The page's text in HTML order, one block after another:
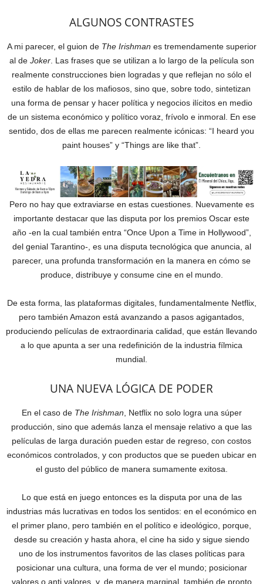
ALGUNOS CONTRASTES
A mi parecer, el guion de The Irishman es tremendamente superior
al de Joker. Las frases que se utilizan a lo largo de la película son
realmente construcciones bien logradas y que reflejan no sólo el
estilo de hablar de los mafiosos, sino que, sobre todo, sintetizan
una forma de pensar y hacer política y negocios ilícitos en medio
de un sistema económico y político voraz, frívolo e inmoral. En ese
sentido, dos de ellas me parecen realmente icónicas: “I heard you
paint houses” y “Things are like that”.
Pero no hay que extraviarse en estas cuestiones. Nuevamente es
importante destacar que las disputa por los premios Oscar este
año -en la cual también entra “Once Upon a Time in Hollywood”,
del genial Tarantino-, es una disputa tecnológica que anuncia, al
parecer, una profunda transformación en la manera en cómo se
produce, distribuye y consume cine en el mundo.
De esta forma, las plataformas digitales, fundamentalmente Netflix,
pero también Amazon está avanzando a pasos agigantados,
produciendo películas de extraordinaria calidad, que están llevando
a lo que apunta a ser una redefinición de la industria fílmica
mundial.
UNA NUEVA LÓGICA DE PODER
En el caso de The Irishman , Netflix no solo logra una súper
producción, sino que además lanza el mensaje relativo a que las
películas de larga duración pueden estar de regreso, con costos
económicos controlados, y con productos que se pueden ubicar en
el gusto del público de manera sumamente exitosa.
Lo que está en juego entonces es la disputa por una de las
industrias más lucrativas en todos los sentidos: en el económico en
el primer plano, pero también en el político e ideológico, porque,
desde su creación y hasta ahora, el cine ha sido y sigue siendo
uno de los instrumentos favoritos de las clases políticas para
posicionar una cultura, una forma de ver el mundo; posicionar
valores o anti valores, y, de manera marginal, también de pronto